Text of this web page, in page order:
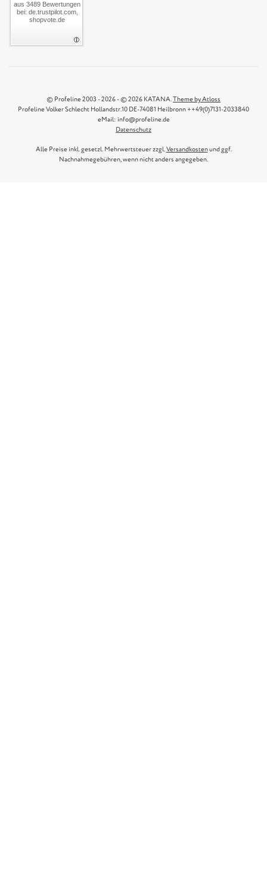
aus 3489 Bewertungen
bei: de.trustpilot.com,
shopvote.de
© Profeline 2003 - 2026 - © 2026 KATANA.Theme by Atloss
Profeline Volker Schlecht Hollandstr.10 DE-74081 Heilbronn ++49(0)7131-2033840
eMail: info@profeline.de
Datenschutz
Alle Preise inkl. gesetzl. Mehrwertsteuer zzgl.Versandkostenund ggf.
Nachnahmegebühren, wenn nicht anders angegeben.